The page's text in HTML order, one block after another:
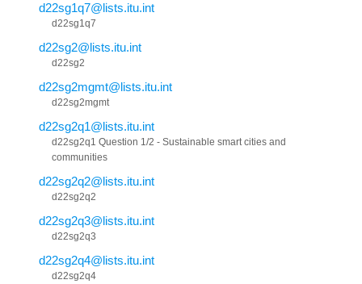
d22sg1q7@lists.itu.int
d22sg1q7
d22sg2@lists.itu.int
d22sg2
d22sg2mgmt@lists.itu.int
d22sg2mgmt
d22sg2q1@lists.itu.int
d22sg2q1 Question 1/2 - ​Sustainable smart cities and
communities
d22sg2q2@lists.itu.int
d22sg2q2
d22sg2q3@lists.itu.int
d22sg2q3
d22sg2q4@lists.itu.int
d22sg2q4